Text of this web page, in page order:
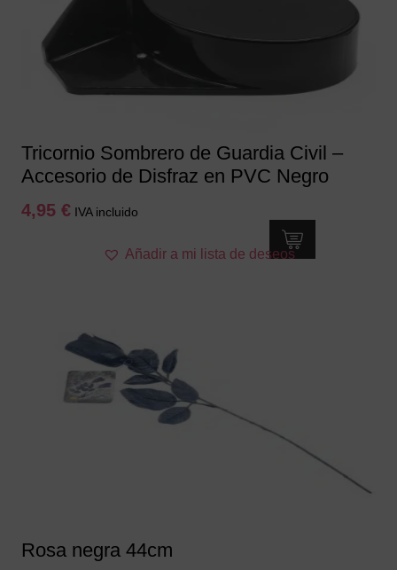
Tricornio Sombrero de Guardia Civil –
Accesorio de Disfraz en PVC Negro
4,95 € IVA incluido
Añadir a mi lista de deseos
Rosa negra 44cm